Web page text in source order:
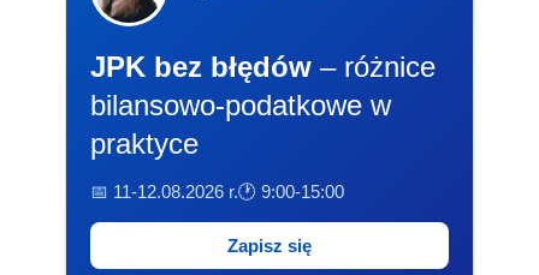
JPK bez błędów – różnice
bilansowo-podatkowe w
praktyce
📅 11-12.08.2026 r.🕐 9:00-15:00
Zapisz się